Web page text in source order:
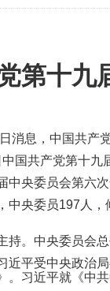
第十九
消息，中国共产
中国共产党第十九
中央委员会第六
中央委员197人
持。中央委员会
近平受中央政治
。习近平就《中